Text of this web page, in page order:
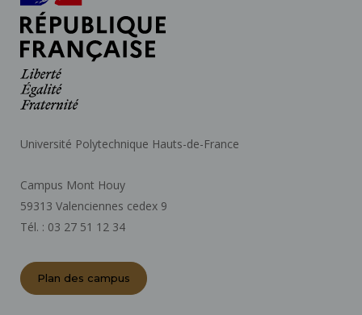
Université Polytechnique Hauts-de-France
Campus Mont Houy
59313 Valenciennes cedex 9
Tél. : 03 27 51 12 34
Plan des campus